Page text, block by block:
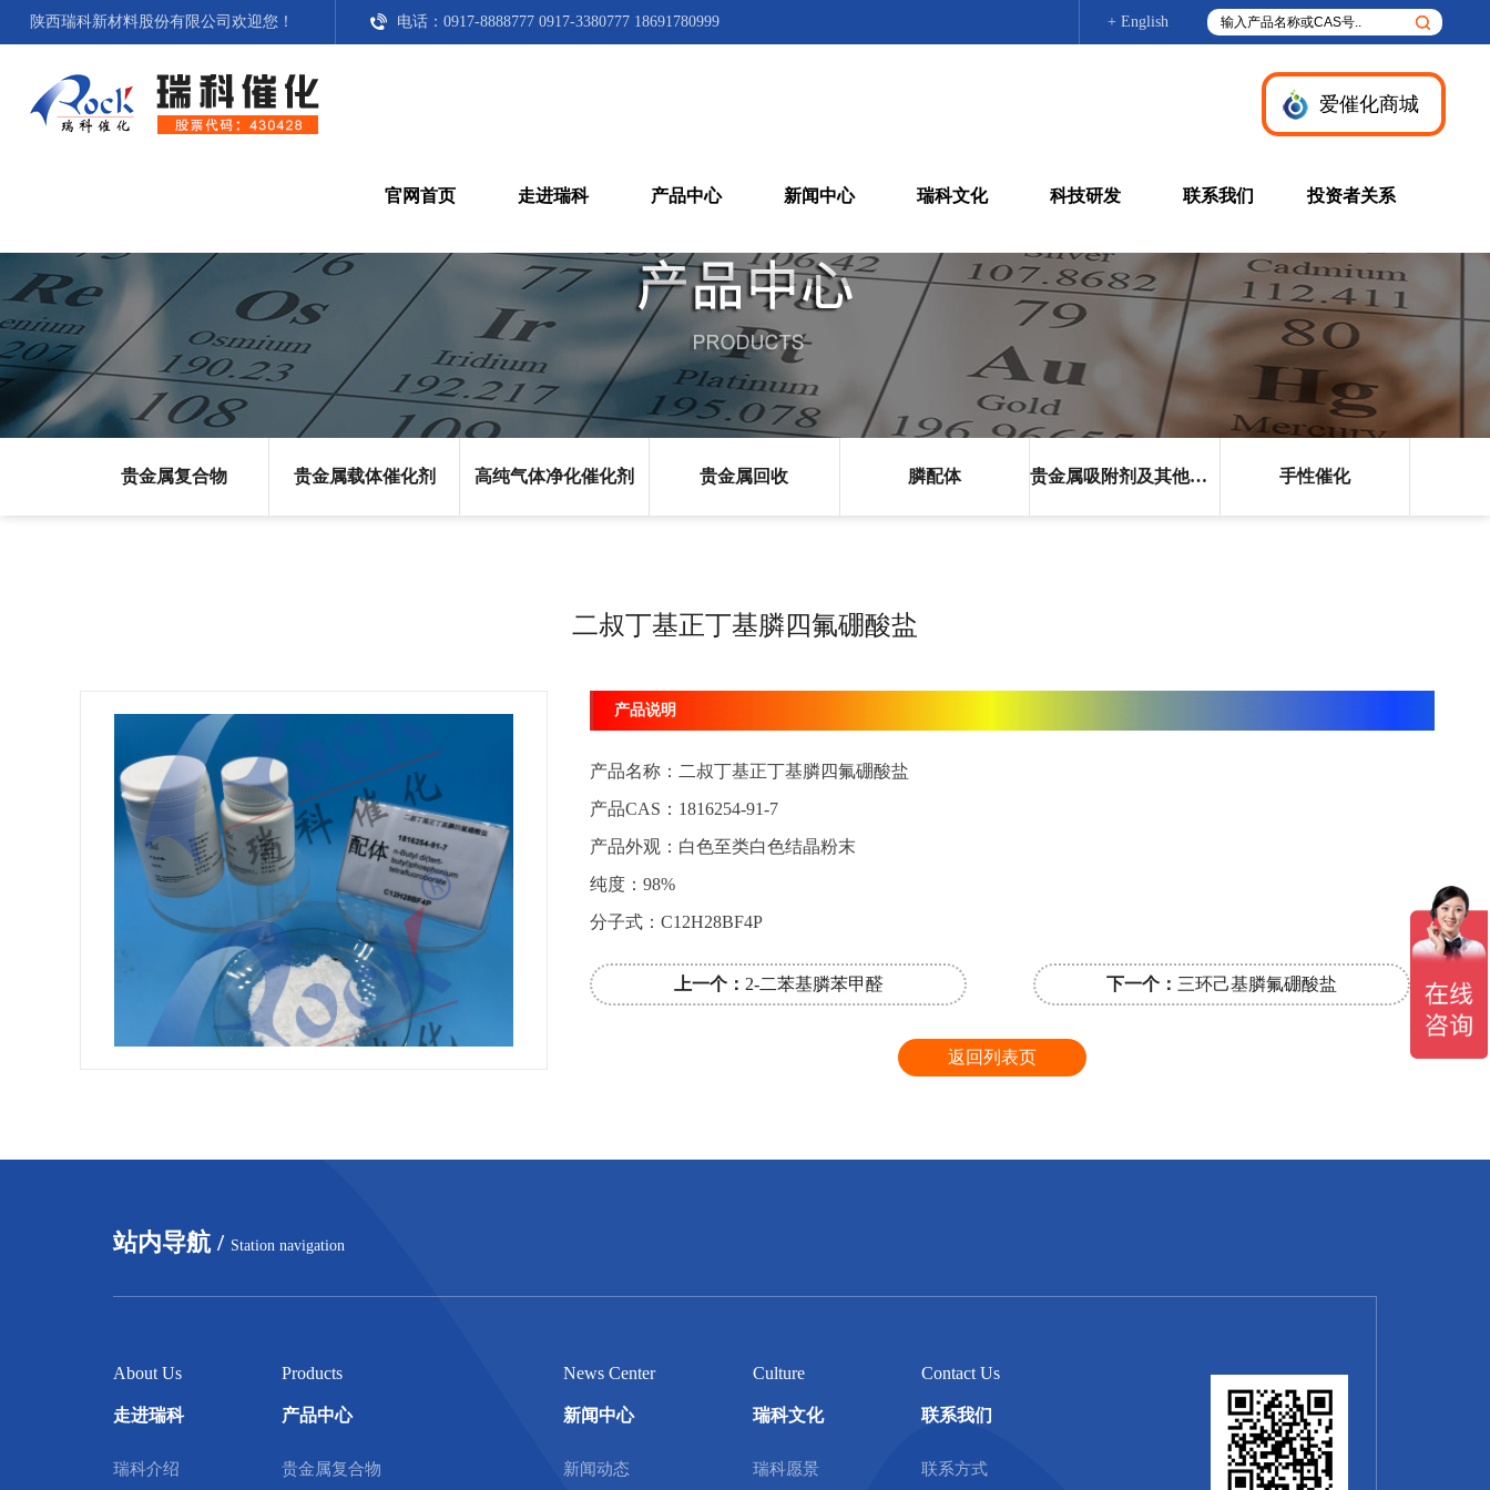
陕西瑞科新材料股份有限公司 欢迎您！ 电话：0917-8888777 0917-3380777 18691780999 + English
爱催化商城
官网首页 走进瑞科 产品中心 新闻中心 瑞科文化 科技研发 联系我们 投资者关系
贵金属复合物 贵金属载体催化剂 高纯气体净化催化剂 贵金属回收 膦配体 贵金属吸附剂及其他产品 手性催化
二叔丁基正丁基膦四氟硼酸盐
产品说明
产品名称： 二叔丁基正丁基膦四氟硼酸盐
产品CAS： 1816254-91-7
产品外观： 白色至类白色结晶粉末
纯度：98%
分子式： C12H28BF4P
上一个： 2-二苯基膦苯甲醛 下一个： 三环己基膦氟硼酸盐
返回列表页
站内导航 / Station navigation
About Us
走进瑞科
瑞科介绍
Products
产品中心
贵金属复合物
News Center
新闻中心
新闻动态
Culture
瑞科文化
瑞科愿景
Contact Us
联系我们
联系方式